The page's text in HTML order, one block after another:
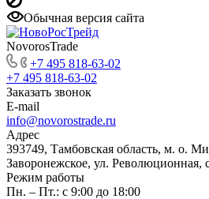
Обычная версия сайта
NovorosTrade
+7 495 818-63-02
+7 495 818-63-02
Заказать звонок
E-mail
info@novorostrade.ru
Адрес
393749, Тамбовская область, м. о.
Заворонежское, ул. Революционная,
Режим работы
Пн. – Пт.: с 9:00 до 18:00